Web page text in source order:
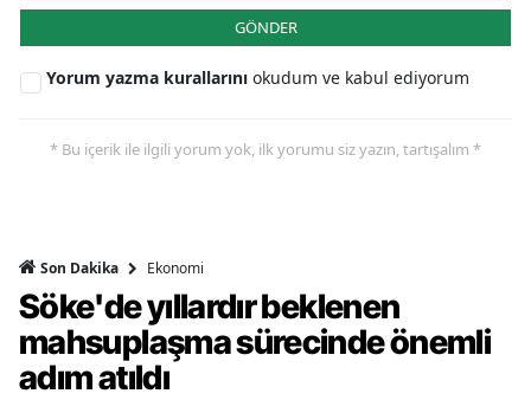
GÖNDER
Yorum yazma kurallarını okudum ve kabul ediyorum
* Bu içerik ile ilgili yorum yok, ilk yorumu siz yazın, tartışalım *
Son Dakika Ekonomi
Söke'de yıllardır beklenen
mahsuplaşma sürecinde önemli
adım atıldı